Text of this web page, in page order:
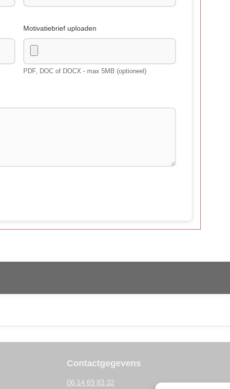
Motivatiebrief uploaden
PDF, DOC of DOCX - max 5MB (optioneel)
Contactgegevens
06 14 69 83 32